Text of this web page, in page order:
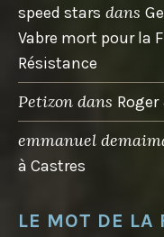
speed stars dans
Vabre mort pour la
Résistance
Petizon dans
emmanuel
à Castres
LE MOT DE LA